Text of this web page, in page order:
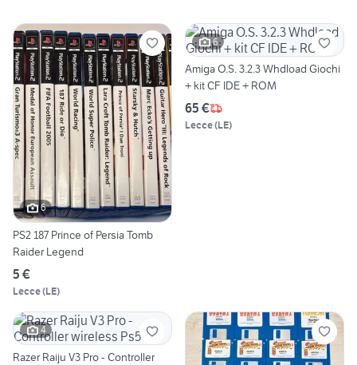
6
PS2 187 Prince of Persia Tomb
Raider Legend
5 €
Lecce(LE)
6
Amiga O.S. 3.2.3 Whdload Giochi
+ kit CF IDE + ROM
65 €
Lecce(LE)
4
Razer Raiju V3 Pro - Controller